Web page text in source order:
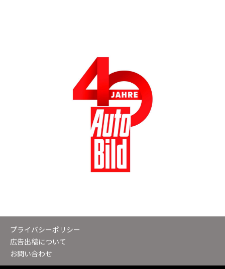
プライバシーポリシー
広告出稿について
お問い合わせ